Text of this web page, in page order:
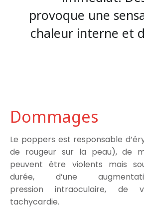
provoque une
chaleur interne et
Dommages
Le poppers est responsable
de rougeur sur la peau), de
peuvent être violents mais
durée, d’une
pression intraoculaire, de
tachycardie.